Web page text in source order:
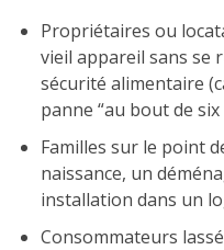
Propriétaires ou
vieil appareil sans se
sécurité alimentaire
panne “au bout de six
Familles sur le point
naissance, un
installation dans un
Consommateurs